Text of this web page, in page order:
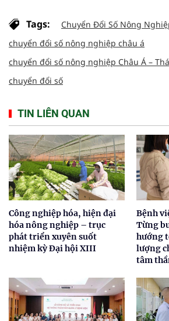
Tags:
Chuyển Đổi Số Nông
chuyển đổi số nông nghiệp châu á
chuyển đổi số nông nghiệp Châu Á –
chuyển đổi số
TIN LIÊN QUAN
Công nghiệp hóa, hiện đại
hóa nông nghiệp – trục
phát triển xuyên suốt
nhiệm kỳ Đại hội XIII
Bệnh
Từng
hướng
lượng
tâm